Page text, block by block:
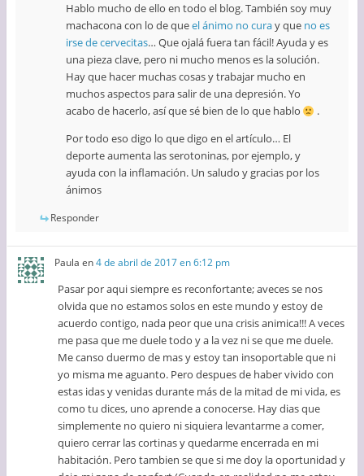
Hablo mucho de ello en todo el blog. También soy muy
machacona con lo de queel ánimo no curay que no es
irse de cervecitas… Que ojalá fuera tan fácil! Ayuda y es
una pieza clave, pero ni mucho menos es la solución.
Hay que hacer muchas cosas y trabajar mucho en
muchos aspectos para salir de una depresión. Yo
acabo de hacerlo, así que sé bien de lo que hablo
.
Por todo eso digo lo que digo en el artículo… El
deporte aumenta las serotoninas, por ejemplo, y
ayuda con la inflamación. Un saludo y gracias por los
ánimos
Responder
Paula en4 de abril de 2017 en 6:12 pm
Pasar por aqui siempre es reconfortante; aveces se nos
olvida que no estamos solos en este mundo y estoy de
acuerdo contigo, nada peor que una crisis animica!!! A veces
me pasa que me duele todo y a la vez ni se que me duele.
Me canso duermo de mas y estoy tan insoportable que ni
yo misma me aguanto. Pero despues de haber vivido con
estas idas y venidas durante más de la mitad de mi vida, es
como tu dices, uno aprende a conocerse. Hay dias que
simplemente no quiero ni siquiera levantarme a comer,
quiero cerrar las cortinas y quedarme encerrada en mi
habitación. Pero tambien se que si me doy la oportunidad y